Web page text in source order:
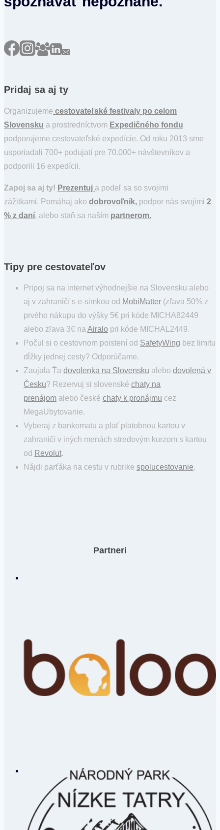
Pridaj sa aj ty
Organizujeme cestovateľské festivaly po celom
Slovensku a prostredníctvom Expedičného fondu
podporujeme cestovateľské expedície. Od roku 2013 sme
usporiadali 700+ podujatí pre 70.000+ návštevníkov a
podporili 16 expedícii.
Zapoj sa aj ty! Prezentuj a podeľ sa so svojimi
zážitkami. Pomáhaj ako dobrovoľník, podpor nás svojimi 2
% z daní, alebo staň sa naším partnerom.
Tipy pre cestovateľov
Pripoj sa na internet výhodnejšie na Slovensku alebo
aj v zahraničí s e-simkou od MobiMatter (zľava 50% z
prvého nákupu do výšky 5€ pri kóde MICHA82449
alebo zľava 3€ na Airalo pri kóde MICHAL2449.
Počul si o cestovnom poistení od SafetyWing bez limitu
dĺžky jednej cesty? Odporúčame.
Zaujala Ťa dovolenka na Slovensku alebo dovolená v
Česku? Rezervuj si slovenské chaty na
prenájom alebo české chaty k pronájmu cez
MegaUbytovanie.
Vyberaj z bankomatu a plať platobnou kartou v
zahraničí v iných menách stredovým kurzom s kartou
od Revolut.
Nájdi parťáka na cestu v rubrike spolucestovanie.
Partneri